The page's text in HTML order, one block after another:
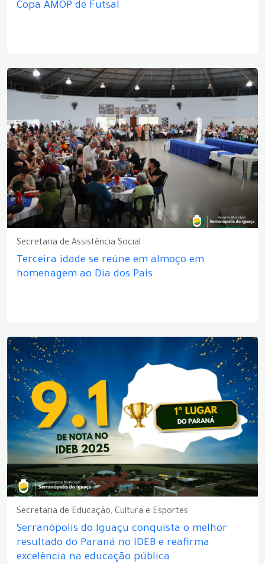
Copa AMOP de Futsal
Secretaria de Assistência Social
Terceira idade se reúne em almoço em
homenagem ao Dia dos Pais
Secretaria de Educação, Cultura e Esportes
Serranópolis do Iguaçu conquista o melhor
resultado do Paraná no IDEB e reafirma
excelência na educação pública